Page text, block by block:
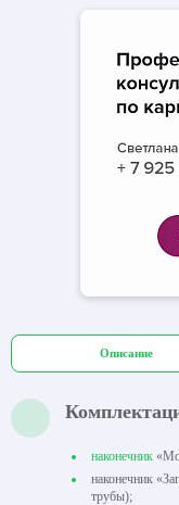
Описание
наконечник
наконечник
трубы);